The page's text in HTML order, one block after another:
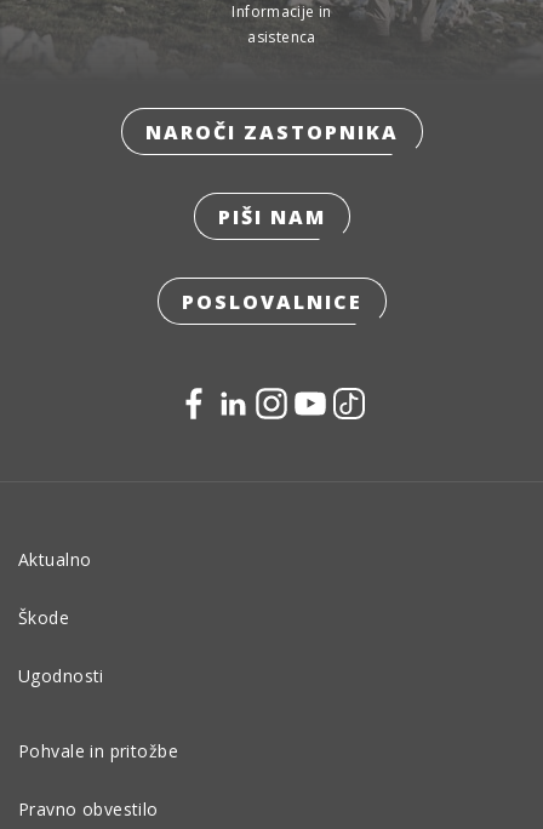
Informacije in
asistenca
NAROČI ZASTOPNIKA
PIŠI NAM
POSLOVALNICE
Aktualno
Škode
Ugodnosti
Pohvale in pritožbe
Pravno obvestilo